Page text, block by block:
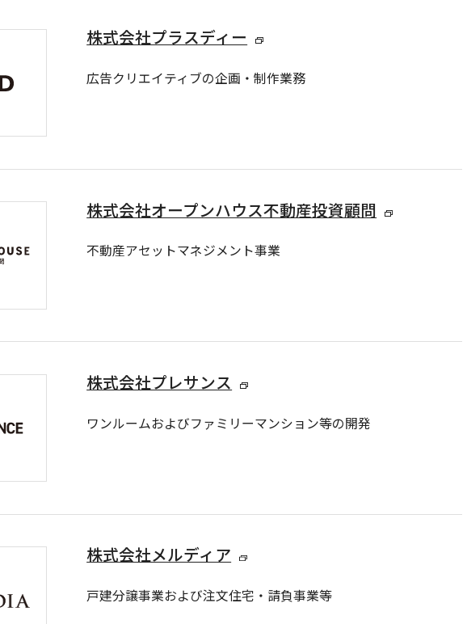
株式会社プラスディー
広告クリエイティブの企画・制作業務
株式会社オープンハウス不動産投資顧問
不動産アセットマネジメント事業
株式会社プレサンス
ワンルームおよびファミリーマンション等の開発
株式会社メルディア
戸建分譲事業および注文住宅・請負事業等